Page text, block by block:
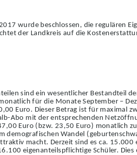
wurde beschlossen, die regulären
der Landkreis auf die
sind ein wesentlicher Bestandteil
für die Monate September –
Euro. Dieser Betrag ist für maximal
Abo mit der entsprechenden
Euro (bzw. 23,50 Euro) monatlich
demografischen Wandel
macht. Derzeit sind es ca.
eigenanteilspflichtige Schüler. Dies